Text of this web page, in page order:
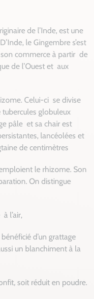
de l’Inde, est une
le Gingembre s’est
commerce à partir de
de l’Ouest et aux
Celui-ci se divise
globuleux
pâle et sa chair est
lancéolées et
de centimètres
le rhizome. Son
On distingue
à l’air,
d’un grattage
un blanchiment à la
soit réduit en poudre.